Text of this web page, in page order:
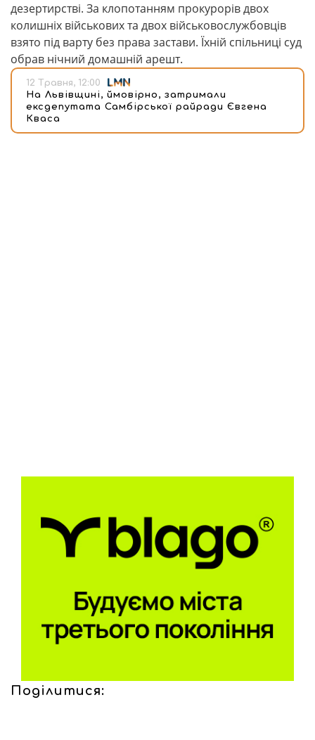
дезертирстві. За клопотанням прокурорів двох
колишніх військових та двох військовослужбовців
взято під варту без права застави. Їхній спільниці суд
обрав нічний домашній арешт.
12 Травня, 12:00
На Львівщині, ймовірно, затримали
ексдепутата Самбірської райради Євгена
Кваса
Поділитися: